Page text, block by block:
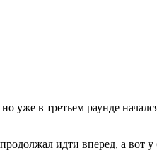
уже в третьем раунде
идти вперед, а вот у